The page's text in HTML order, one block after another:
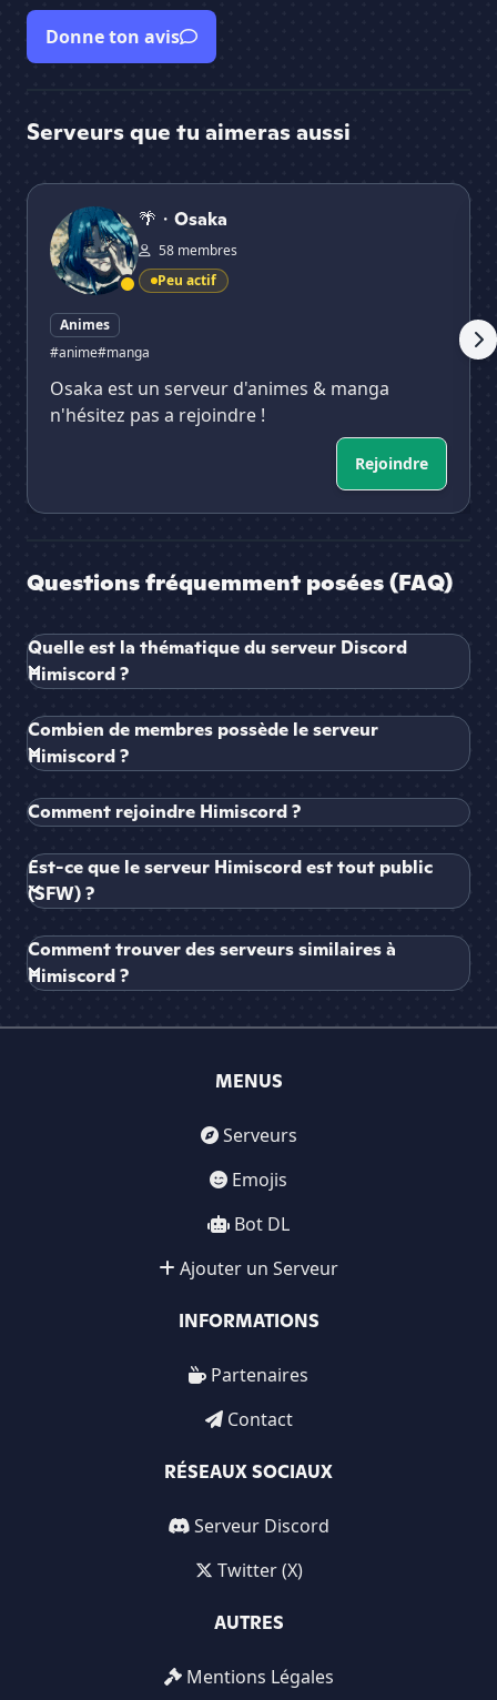
Donne ton avis
Serveurs que tu aimeras aussi
🌴・Osaka
🌴・Osaka
58 membres
Peu actif
Animes
#anime#manga
Osaka est un serveur d'animes & manga
n'hésitez pas a rejoindre !
Rejoindre
Questions fréquemment posées (FAQ)
Quelle est la thématique du serveur Discord
Himiscord ?
Combien de membres possède le serveur
Himiscord ?
Comment rejoindre Himiscord ?
Est-ce que le serveur Himiscord est tout public
(SFW) ?
Comment trouver des serveurs similaires à
Himiscord ?
MENUS
Serveurs
Emojis
Bot DL
Ajouter un Serveur
INFORMATIONS
Partenaires
Contact
RÉSEAUX SOCIAUX
Serveur Discord
Twitter (X)
AUTRES
Mentions Légales